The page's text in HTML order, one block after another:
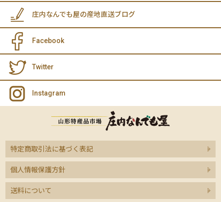
庄内なんでも屋の産地直送ブログ
Facebook
Twitter
Instagram
特定商取引法に基づく表記
個人情報保護方針
送料について